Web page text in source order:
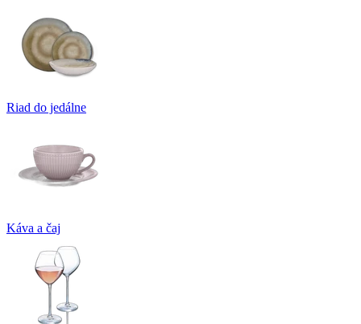
Riad do jedálne
Káva a čaj